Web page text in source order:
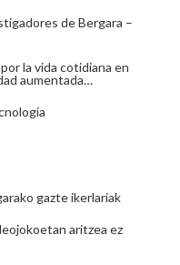
de Bergara –
la vida cotidiana en
aumentada…
gazte ikerlariak
aritzea ez